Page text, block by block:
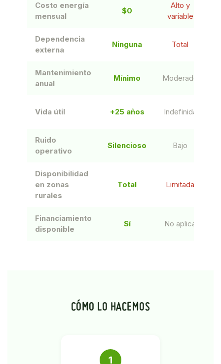
Costo energía
mensual
$0
Alto y
variable
Dependencia
externa
Ninguna Total
Mantenimiento
anual
Mínimo Moderado
Vida útil +25 años Indefinida
Ruido
operativo
Silencioso Bajo
Disponibilidad
en zonas
rurales
Total Limitada
Financiamiento
disponible
Sí No aplica
CÓMO LO HACEMOS
1